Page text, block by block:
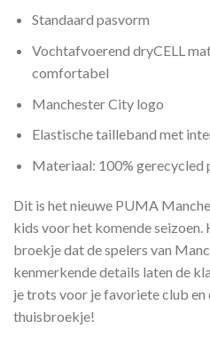
Standaard pasvorm
Vochtafvoerend dryCELL
comfortabel
Manchester City logo
Elastische tailleband met
Materiaal: 100% gerecycled
Dit is het nieuwe PUMA
kids voor het komende seizoen.
broekje dat de spelers van
kenmerkende details laten de
je trots voor je favoriete club
thuisbroekje!